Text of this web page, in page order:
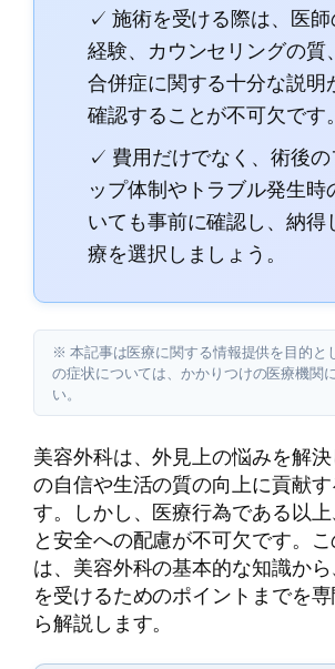
✓ 施術を受ける際は、医
経験、カウンセリングの質
合併症に関する十分な説明
確認することが不可欠です。
✓ 費用だけでなく、術後
ップ体制やトラブル発生時
いても事前に確認し、納得
療を選択しましょう。
※ 本記事は医療に関する情報提供を目的と
の症状については、かかりつけの医療機関
い。
美容外科は、外見上の悩みを解
の自信や生活の質の向上に貢献
す。しかし、医療行為である以
と安全への配慮が不可欠です。
は、美容外科の基本的な知識か
を受けるためのポイントまでを
ら解説します。